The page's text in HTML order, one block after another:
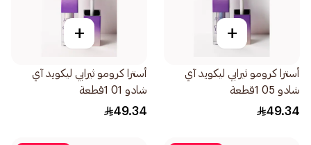
+
أسترا كرومو ثيرابي ليكويد آي
شادو 05 1قطعة
49.34
+
أسترا كرومو ثيرابي ليكويد آي
شادو 01 1قطعة
49.34